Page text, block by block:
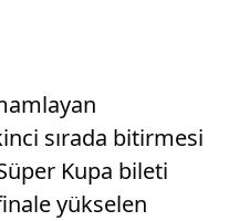
sırada bitirmesi
Kupa bileti
yükselen